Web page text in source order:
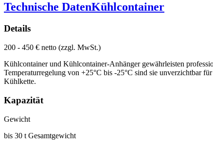
Technische DatenKühlcontainer
Details
200 - 450 € netto (zzgl. MwSt.)
Kühlcontainer und Kühlcontainer-Anhänger gewährleisten
Temperaturregelung von +25°C bis -25°C sind sie unverzichtbar
Kühlkette.
Kapazität
Gewicht
bis 30 t Gesamtgewicht